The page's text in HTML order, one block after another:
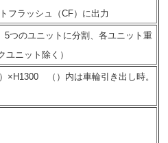
フラッシュ（CF）に出力
のユニットに分割、各ユニット重
ユニット除く）
×H1300 （）内は車輪引き出し時。